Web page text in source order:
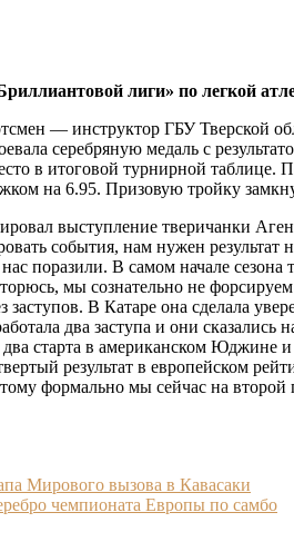
лиги» по легкой
— инструктор ГБУ
серебряную медаль с
в итоговой турнирной таблице.
на 6.95. Призовую тройку
выступление тверичанки
события, нам нужен
поразили. В самом начале
мы сознательно не
заступов. В Катаре она сделала
два заступа и они
старта в американском
результат в европейском
формально мы сейчас на
Мирового вызова в Кавасаки
чемпионата Европы по самбо